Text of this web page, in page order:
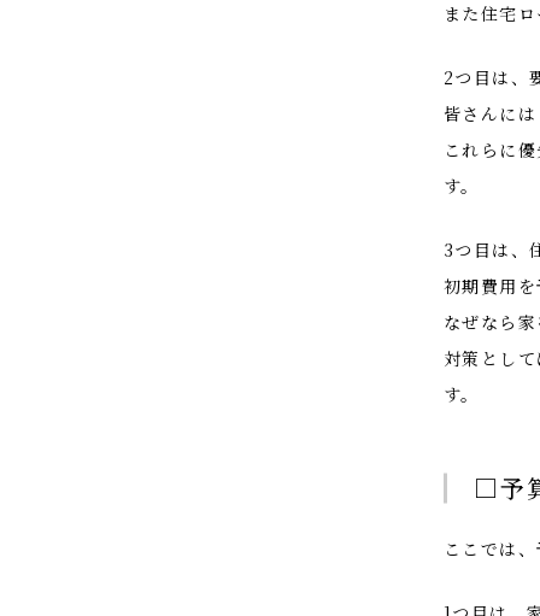
また住宅
2つ目は、
皆さんに
これらに
す。
3つ目は、
初期費用
なぜなら
対策とし
す。
□予
ここでは